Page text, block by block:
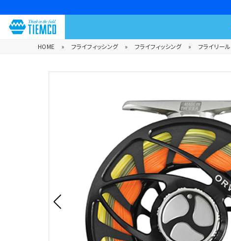
HOME » フライフィッシング » フライフィッシング » フライリール